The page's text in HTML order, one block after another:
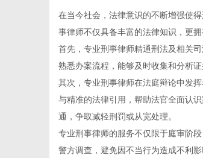
在当今社会，法律意识的不断增强使
事律师不仅具备丰富的法律知识，更
首先，专业刑事律师精通刑法及相关
熟悉办案流程，能够及时收集和分析
其次，专业刑事律师在法庭辩论中发
与精准的法律引用，帮助法官全面认
通，争取减轻刑罚或从宽处理。
专业刑事律师的服务不仅限于庭审阶
警方调查，避免因不当行为造成不利